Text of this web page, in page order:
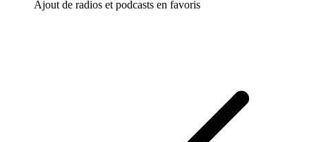
Ajout de radios et podcasts en favoris